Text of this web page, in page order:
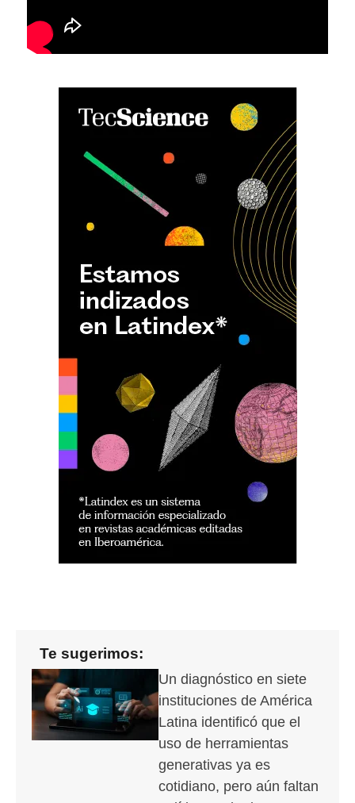
Te sugerimos:
Un diagnóstico en siete
instituciones de América
Latina identificó que el
uso de herramientas
generativas ya es
cotidiano, pero aún faltan